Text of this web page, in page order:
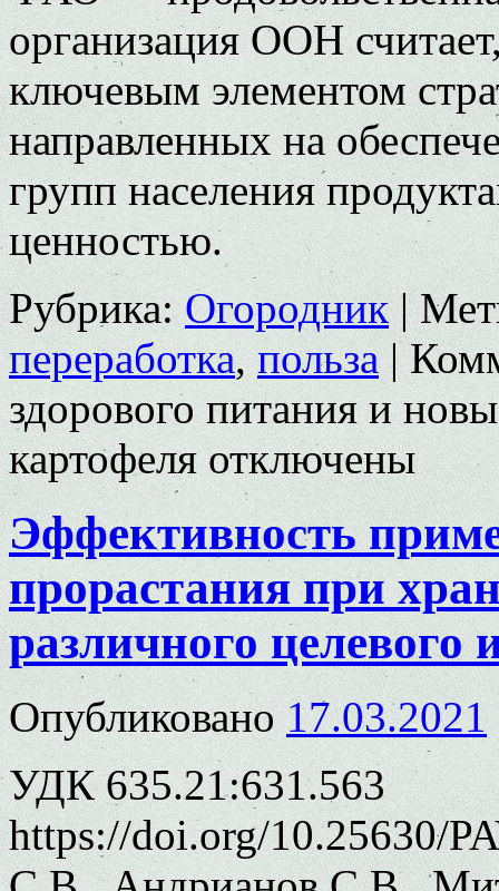
организация ООН
ключевым элементом
направленных на
групп населения
ценностью.
Рубрика: Огородник |
переработка,польза |
здорового питания и
картофеляотключены
Эффективность
прорастания при
различного целевого
Опубликовано 17.03.2021
УДК 635.21:631.563
https://doi.org/10.25630/